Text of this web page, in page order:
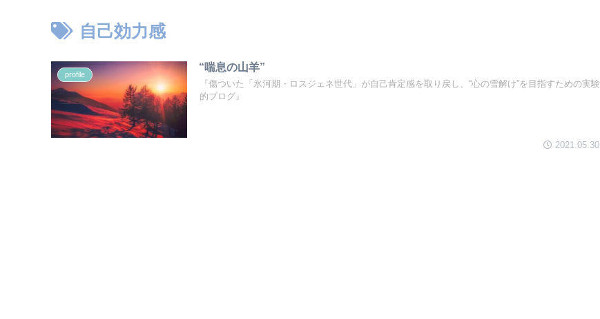
自己効力感
profile
“喘息の山羊”
『傷ついた「氷河期・ロスジェネ世代」が自己肯定感を取り戻し、“心の雪解け”を目指すための実験
的ブログ』
2021.05.30